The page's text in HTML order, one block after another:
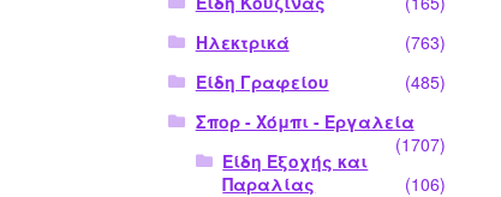
Ηλεκτρικά
(763)
Είδη Γραφείου
(485)
Σπορ - Χόμπι - Εργαλεία
(1707)
Είδη Εξοχής και
Παραλίας
(106)